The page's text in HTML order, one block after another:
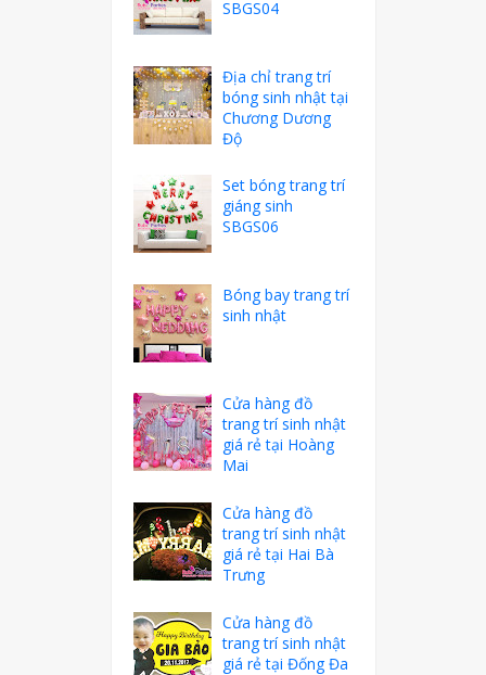
SBGS04
Địa chỉ trang trí
bóng sinh nhật tại
Chương Dương
Độ
Set bóng trang trí
giáng sinh
SBGS06
Bóng bay trang trí
sinh nhật
Cửa hàng đồ
trang trí sinh nhật
giá rẻ tại Hoàng
Mai
Cửa hàng đồ
trang trí sinh nhật
giá rẻ tại Hai Bà
Trưng
Cửa hàng đồ
trang trí sinh nhật
giá rẻ tại Đống Đa